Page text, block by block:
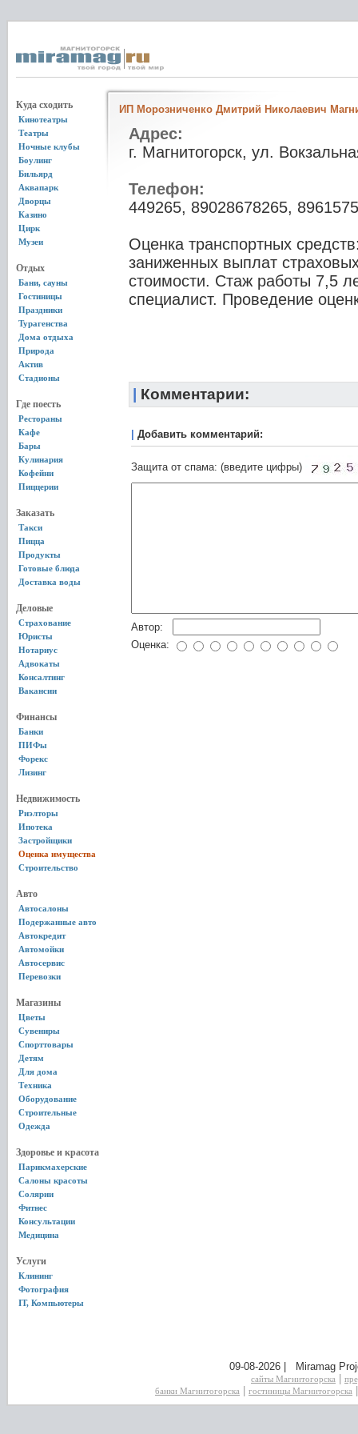
Куда сходить
Кинотеатры
Театры
Ночные клубы
Боулинг
Бильярд
Аквапарк
Дворцы
Казино
Цирк
Музеи
Отдых
Бани, сауны
Гостиницы
Праздники
Турагенства
Дома отдыха
Природа
Актив
Стадионы
Где поесть
Рестораны
Кафе
Бары
Кулинария
Кофейни
Пиццерии
Заказать
Такси
Пицца
Продукты
Готовые блюда
Доставка воды
Деловые
Страхование
Юристы
Нотариус
Адвокаты
Консалтинг
Вакансии
Финансы
Банки
ПИФы
Форекс
Лизинг
Недвижимость
Риэлторы
Ипотека
Застройщики
Оценка имущества
Строительство
Авто
Автосалоны
Подержанные авто
Автокредит
Автомойки
Автосервис
Перевозки
Магазины
Цветы
Сувениры
Спорттовары
Детям
Для дома
Техника
Оборудование
Строительные
Одежда
Здоровье и красота
Парикмахерские
Салоны красоты
Солярии
Фитнес
Консультации
Медицина
Услуги
Клининг
Фотография
IT, Компьютеры
ИП Морозниченко Дмитрий Николаевич
Адрес:
г. Магнитогорск, ул.
Телефон:
449265, 89028678265,
Оценка транспортных
заниженных выплат
стоимости. Стаж работы 7,5
специалист. Проведение
Комментарии:
Добавить комментарий:
Защита от спама: (введите цифры)
Автор:
Оценка:
09-08-2026 | Miramag
сайты Магнитогорска
банки Магнитогорска
гостиницы Магнитогорска